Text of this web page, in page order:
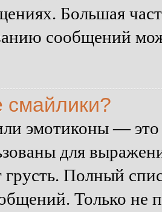
Большая
сообщений
смайлики?
эмотиконы — это
для
грусть. Полный
Только не